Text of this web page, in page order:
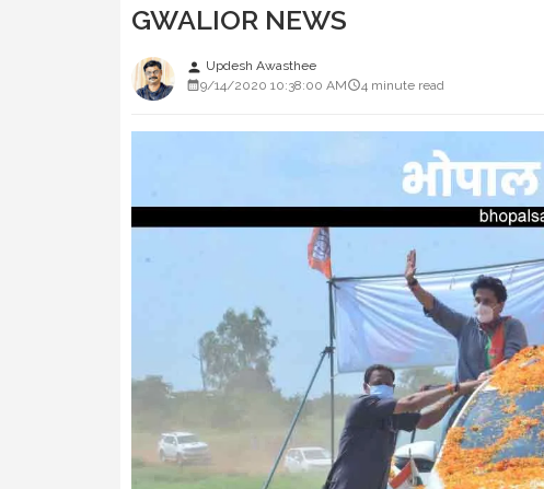
GWALIOR NEWS
person Updesh Awasthee
9/14/2020 10:38:00 AM
4 minute read